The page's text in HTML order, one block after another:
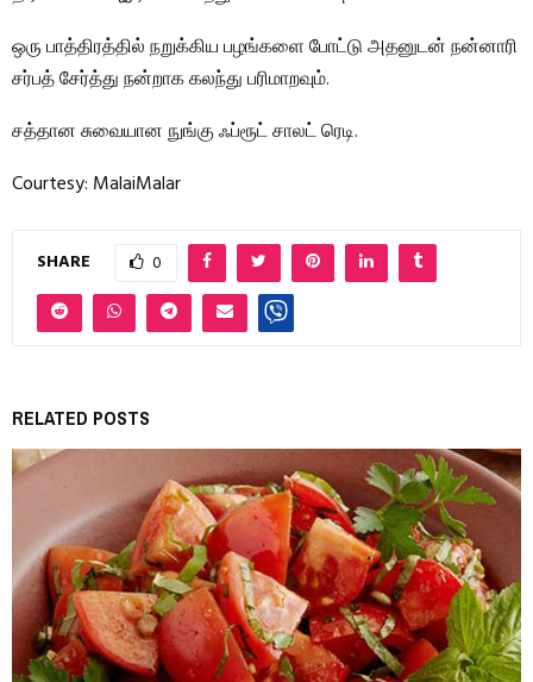
ஒரு பாத்திரத்தில் நறுக்கிய பழங்களை போட்டு அதனுடன் நன்னாரி
சர்பத் சேர்த்து நன்றாக கலந்து பரிமாறவும்.
சத்தான சுவையான நுங்கு ஃப்ரூட் சாலட் ரெடி.
Courtesy: MalaiMalar
SHARE 0
RELATED POSTS